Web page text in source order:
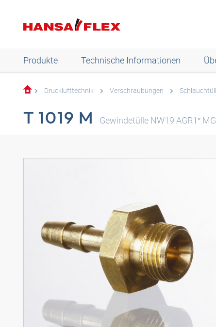
Produkte Technische Informationen
Drucklufttechnik Verschraubungen
T 1019 M Gewindetülle NW19 AGR1″ MG